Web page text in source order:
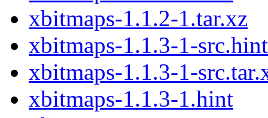
xbitmaps-1.1.2-1.tar.xz
xbitmaps-1.1.3-1-src.hint
xbitmaps-1.1.3-1-
xbitmaps-1.1.3-1.hint